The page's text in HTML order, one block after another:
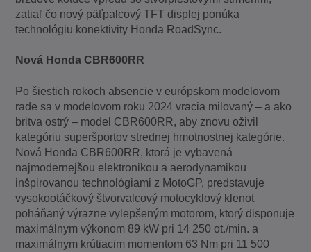
zatiaľ čo nový päťpalcový TFT displej ponúka
technológiu konektivity Honda RoadSync.
Nová Honda CBR600RR
Po šiestich rokoch absencie v európskom modelovom
rade sa v modelovom roku 2024 vracia milovaný – a ako
britva ostrý – model CBR600RR, aby znovu oživil
kategóriu superšportov strednej hmotnostnej kategórie.
Nová Honda CBR600RR, ktorá je vybavená
najmodernejšou elektronikou a aerodynamikou
inšpirovanou technológiami z MotoGP, predstavuje
vysokootáčkový štvorvalcový motocyklový klenot
poháňaný výrazne vylepšeným motorom, ktorý disponuje
maximálnym výkonom 89 kW pri 14 250 ot./min. a
maximálnym krútiacim momentom 63 Nm pri 11 500